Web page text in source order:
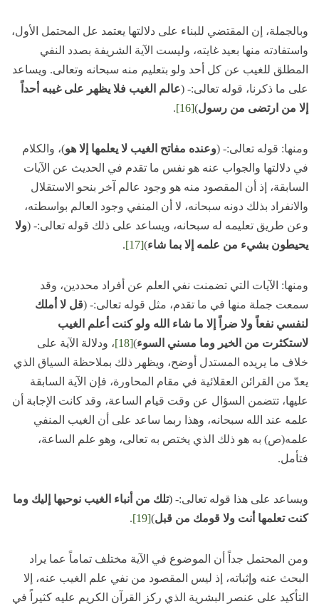
وبالجملة، إن المقتضي للبناء على دلالتها يعتمد عل المحتمل الأول،
واستفادته منها بعيد غايته، وليست الآية الشريفة بصدد النفي
المطلق للغيب عن كل أحد ولو بتعليم منه سبحانه وتعالى. ويساعد
على ما ذكرنا، قوله تعالى:- (عالم الغيب فلا يظهر على غيبه أحداً
إلا من ارتضى من رسول)
[16]
.
ومنها: قوله تعالى:- (وعنده مفاتح الغيب لا يعلمها إلا هو)، والكلام
في دلالتها والجواب عنه هو نفس ما تقدم في الحديث عن الآيات
السابقة، إذ أن المقصود منه هو وجود عالم آخر بنحو الاستقلال
والانفراد بذلك دونه سبحانه، لا أن المنفي وجود العالم بواسطته،
وعن طريق تعليمه له سبحانه، ويساعد على ذلك قوله تعالى:- (ولا
يحيطون بشيء من علمه إلا بما شاء)
[17]
.
ومنها: الآيات التي تضمنت نفي العلم عن أفراد محددين، وقد
سمعت جملة منها في ما تقدم، مثل قوله تعالى:- (قل لا أملك
لنفسي نفعاً ولا ضراً إلا ما شاء الله ولو كنت أعلم الغيب
لاستكثرت من الخير وما مسني السوء)
[18]
، ودلالة الآية على
خلاف ما يريده المستدل أوضح، ويظهر ذلك بملاحظة السياق الذي
يعدّ من القرائن العقلائية في مقام المحاورة، فإن الآية السابقة
عليها، تتضمن السؤال عن وقت قيام الساعة، وقد كانت الإجابة أن
علمه عند الله سبحانه، وهذا ربما ساعد على أن الغيب المنفي
علمه(ص) به هو ذلك الذي يختص به تعالى، وهو علم الساعة،
فتأمل.
ويساعد على هذا قوله تعالى:- (تلك من أنباء الغيب نوحيها إليك وما
كنت تعلمها أنت ولا قومك من قبل)
[19]
.
ومن المحتمل جداً أن الموضوع في الآية مختلف تماماً عما يراد
البحث عنه وإثباته، إذ ليس المقصود من نفي علم الغيب عنه، إلا
التأكيد على عنصر البشرية الذي ركز القرآن الكريم عليه كثيراً في